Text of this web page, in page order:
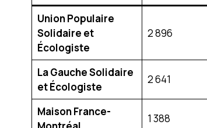
Union Populaire
Solidaire et
Écologiste
2 896
La Gauche Solidaire
et Écologiste
2 641
Maison France-
1 388